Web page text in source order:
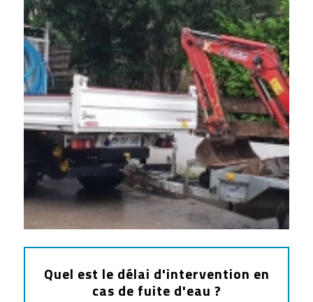
Quel est le délai d'intervention en
cas de fuite d'eau ?